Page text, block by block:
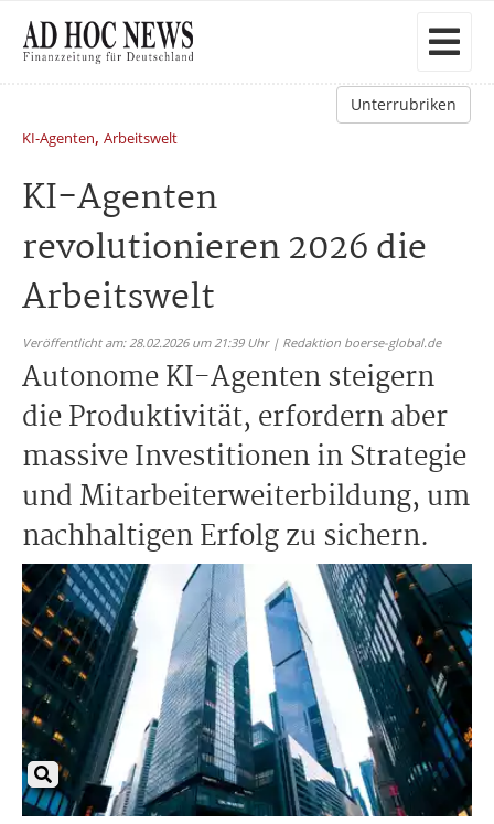
Unterrubriken
KI-Agenten, Arbeitswelt
KI-Agenten
revolutionieren 2026 die
Arbeitswelt
Veröffentlicht am: 28.02.2026 um 21:39 Uhr | Redaktion boerse-global.de
Autonome KI-Agenten steigern
die Produktivität, erfordern aber
massive Investitionen in Strategie
und Mitarbeiterweiterbildung, um
nachhaltigen Erfolg zu sichern.